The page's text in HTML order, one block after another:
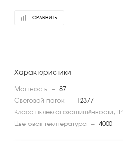
СРАВНИТЬ
Характеристики
Мощность — 87
Световой поток
—
12377
Класс пылевлагозащищённости, IP
Цветовая температура
— 4000